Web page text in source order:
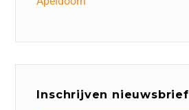
Inschrijven nieuwsbrief